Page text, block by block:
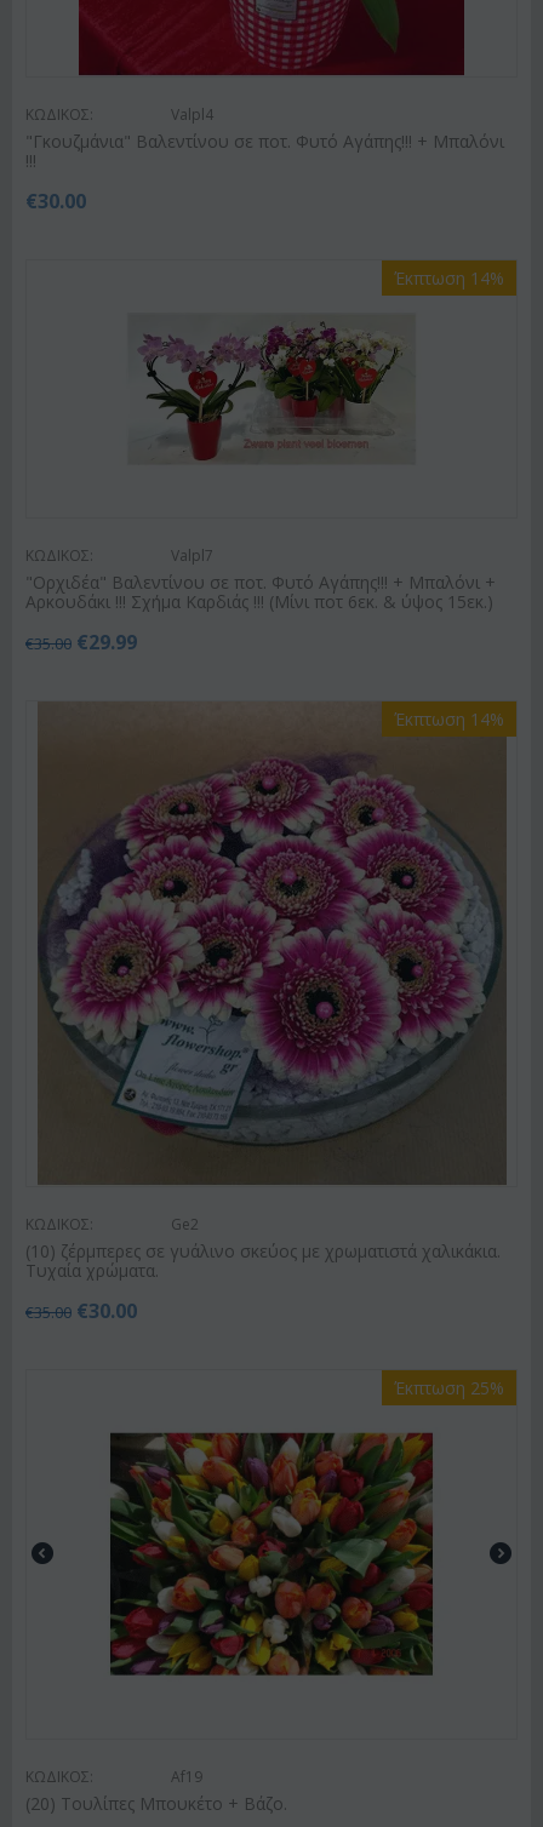
ΚΩΔΙΚΟΣ: Valpl4
"Γκουζμάνια" Βαλεντίνου σε ποτ. Φυτό Αγάπης!!! + Μπαλόνι
!!!
€30.00
Έκπτωση 14%
ΚΩΔΙΚΟΣ: Valpl7
"Ορχιδέα" Βαλεντίνου σε ποτ. Φυτό Αγάπης!!! + Μπαλόνι +
Αρκουδάκι !!! Σχήμα Καρδιάς !!! (Μίνι ποτ 6εκ. & ύψος 15εκ.)
€35.00 €29.99
Έκπτωση 14%
ΚΩΔΙΚΟΣ: Ge2
(10) ζέρμπερες σε γυάλινο σκεύος με χρωματιστά χαλικάκια.
Τυχαία χρώματα.
€35.00 €30.00
Έκπτωση 25%
ΚΩΔΙΚΟΣ: Af19
(20) Τουλίπες Μπουκέτο + Βάζο.